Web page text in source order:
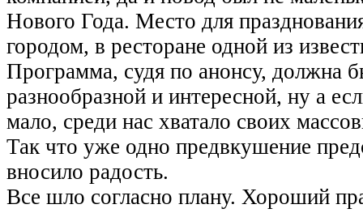
Нового Года. Место для
городом, в ресторане одной из
Программа, судя по анонсу, должна
разнообразной и интересной, ну а
мало, среди нас хватало своих
Так что уже одно предвкушение
вносило радость.
Все шло согласно плану. Хороший